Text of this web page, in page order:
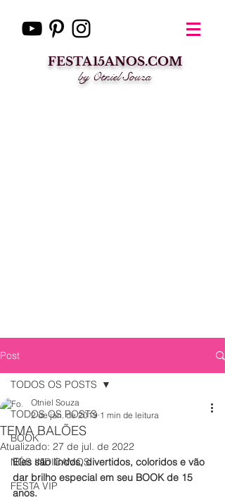
FESTA15ANOS.COM
by Otniel Souza
Post
TODOS OS POSTS
BOOK
NÓS INDICAMOS
FESTA VIP
TODOS OS POSTS
TEMA BALÕES
Otniel Souza
2 de jan. de 2019 1 min de leitura
Atualizado: 27 de jul. de 2022
Eles são lindos, divertidos, coloridos e vão
dar brilho especial em seu BOOK de 15
anos.